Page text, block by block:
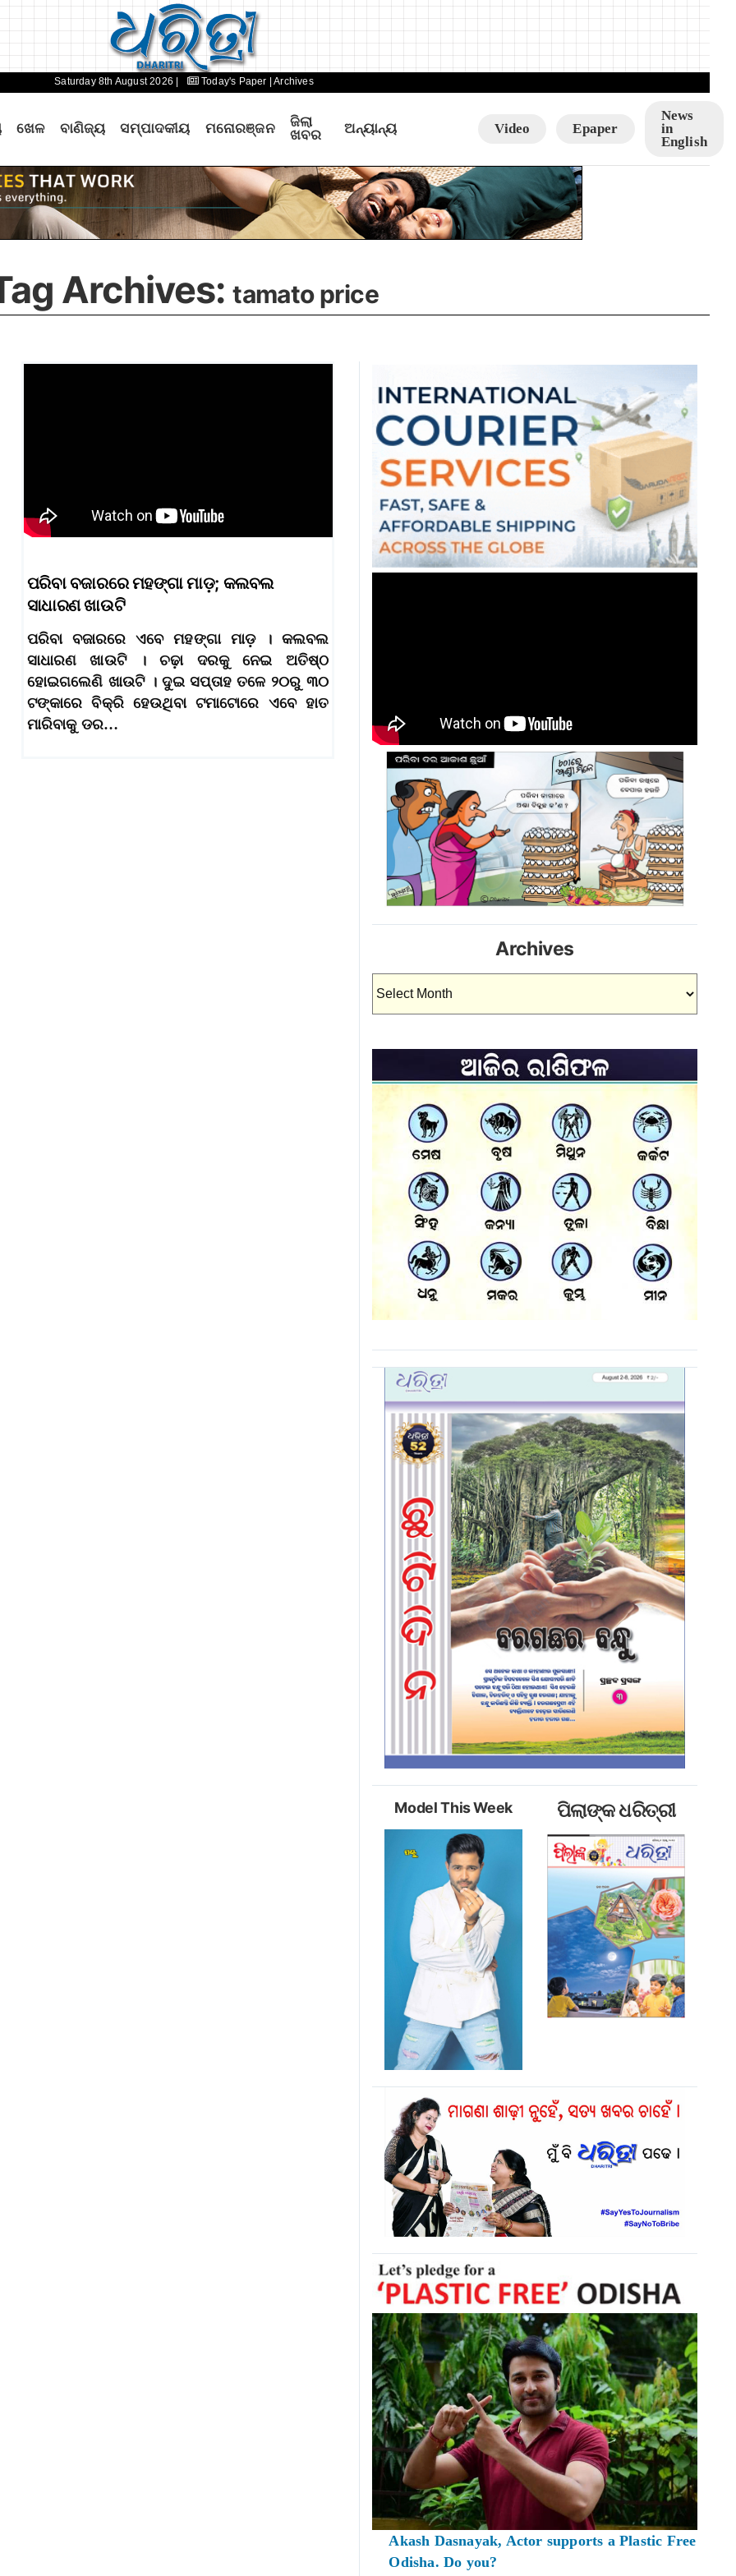
Saturday 8th August 2026 | Today's Paper | Archives
ଖେଳ ବାଣିଜ୍ୟ ସମ୍ପାଦକୀୟ ମନୋରଞ୍ଜନ
ଜିଲା
ଖବର
ଅନ୍ୟାନ୍ୟ Video Epaper
News
in
English
Archives:tamato price
ପରିବା ବଜାରରେ ମହଙ୍ଗା ମାଡ଼; କଲବଲ
ସାଧାରଣ ଖାଉଟି
ପରିବା ବଜାରରେ ଏବେ ମହଙ୍ଗା ମାଡ଼ । କଲବଲ
ସାଧାରଣ ଖାଉଟି । ଚଢ଼ା ଦରକୁ ନେଇ ଅତିଷ୍ଠ
ହୋଇଗଲେଣି ଖାଉଟି । ଦୁଇ ସପ୍ତାହ ତଳେ ୨୦ରୁ ୩୦
ଟଙ୍କାରେ ବିକ୍ରି ହେଉଥିବା ଟମାଟୋରେ ଏବେ ହାତ
ମାରିବାକୁ ଡର…
Archives
Archives
Model This Week ପିଲାଙ୍କ ଧରିତ୍ରୀ
Akash Dasnayak, Actor supports a Plastic Free
Odisha. Do you?